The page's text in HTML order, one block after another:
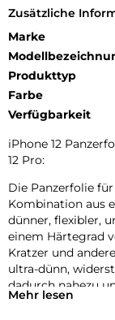
Zusätzliche
Marke
Produkttyp
Farbe
Verfügbarkeit
iPhone 12
12 Pro:
Die Panzerfolie
Kombination aus
dünner, flexibler,
einem Härtegrad
Kratzer und
ultra-dünn,
dadurch nahezu
Mehr lesen